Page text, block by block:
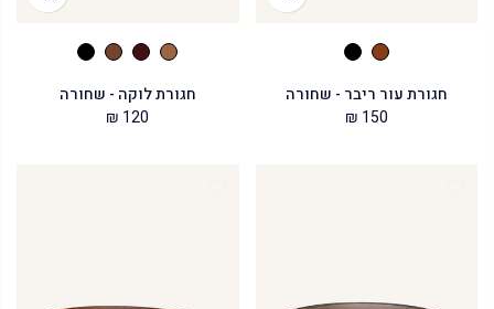
חגורת עור ריבר - שחורה
150 ₪
חגורת לוקה - שחורה
120 ₪